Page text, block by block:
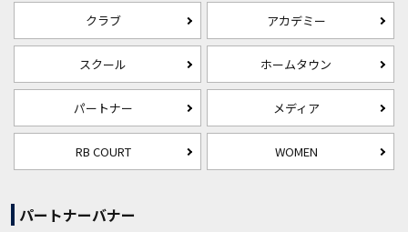
クラブ アカデミー
スクール ホームタウン
パートナー メディア
RB COURT WOMEN
パートナーバナー